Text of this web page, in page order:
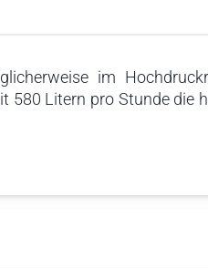
im
580 Litern pro Stunde die